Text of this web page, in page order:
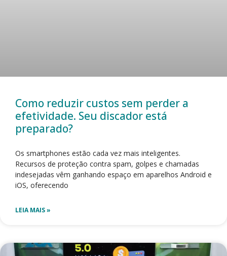
Como reduzir custos sem perder a
efetividade. Seu discador está
preparado?
Os smartphones estão cada vez mais inteligentes.
Recursos de proteção contra spam, golpes e chamadas
indesejadas vêm ganhando espaço em aparelhos Android e
iOS, oferecendo
LEIA MAIS »